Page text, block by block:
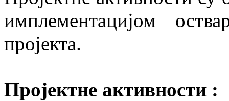
имплементацијом
пројекта.
Пројектне активности :